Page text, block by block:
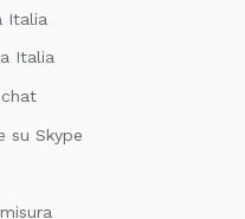
Italia
Italia
su Skype